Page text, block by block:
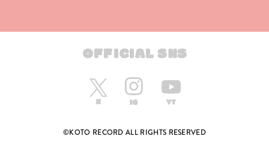
OFFICIAL SNS
©KOTO RECORD ALL RIGHTS RESERVED